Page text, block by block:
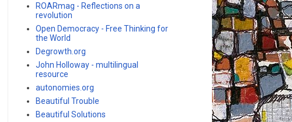
ROARmag - Reflections on a
revolution
Open Democracy - Free Thinking for
the World
Degrowth.org
John Holloway - multilingual
resource
autonomies.org
Beautiful Trouble
Beautiful Solutions